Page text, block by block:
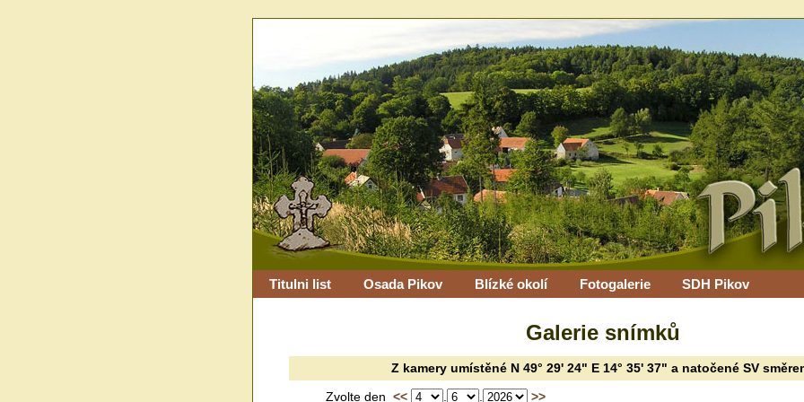
Titulni list Osada Pikov Blízké okolí Fotogalerie SDH Pikov
Galerie snímků
Z kameryumístěné N 49° 29' 24" E 14° 35' 37" a natočené SV
Zvolte den << >>